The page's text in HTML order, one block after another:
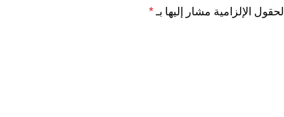
الحقول الإلزامية مشار إليها بـ *